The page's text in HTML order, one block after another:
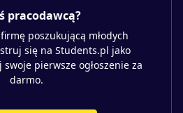
pracodawcą?
poszukującą młodych
się na Students.pl jako
pierwsze ogłoszenie za
darmo.